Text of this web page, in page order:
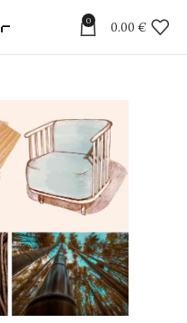
0 0.00 €